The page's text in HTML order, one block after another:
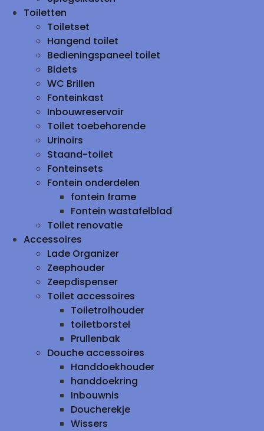
Toiletten
Toiletset
Hangend toilet
Bedieningspaneel toilet
Bidets
WC Brillen
Fonteinkast
Inbouwreservoir
Toilet toebehorende
Urinoirs
Staand-toilet
Fonteinsets
Fontein onderdelen
fontein frame
Fontein wastafelblad
Toilet renovatie
Accessoires
Lade Organizer
Zeephouder
Zeepdispenser
Toilet accessoires
Toiletrolhouder
toiletborstel
Prullenbak
Douche accessoires
Handdoekhouder
handdoekring
Inbouwnis
Doucherekje
Wissers